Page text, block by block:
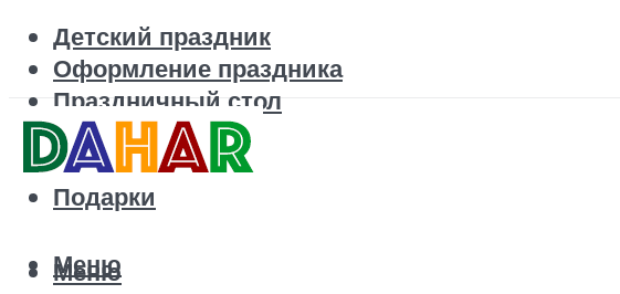
Детский праздник
Оформление праздника
Праздничный стол
Корпоратив
Поздравления
Подарки
Меню
Меню